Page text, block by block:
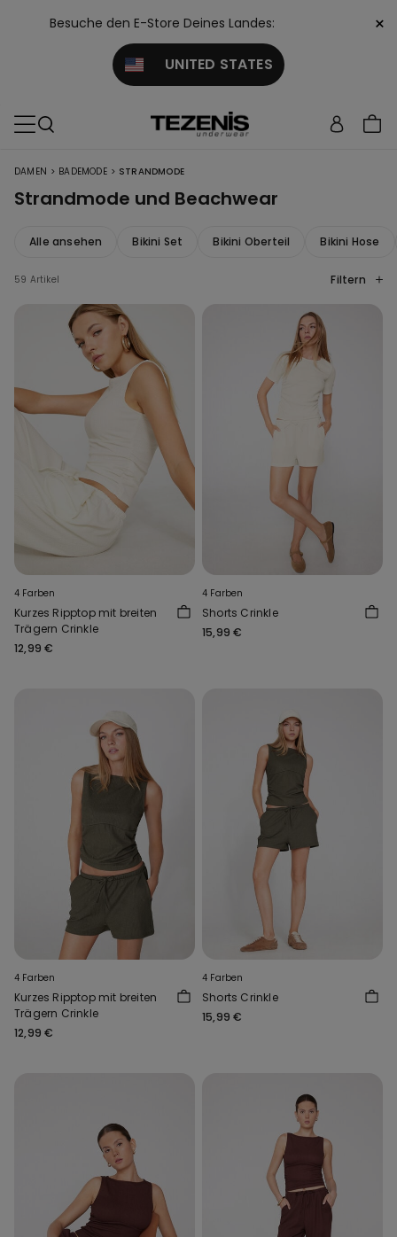
Besuche den E-Store Deines Landes:
UNITED STATES
×
DAMEN > BADEMODE > STRANDMODE
Strandmode und Beachwear
Alle ansehen Bikini Set Bikini Oberteil Bikini Hose
59 Artikel Filtern
4 Farben
Kurzes Ripptop mit breiten
Trägern Crinkle
12,99 €
4 Farben
Shorts Crinkle
15,99 €
4 Farben
Kurzes Ripptop mit breiten
Trägern Crinkle
12,99 €
4 Farben
Shorts Crinkle
15,99 €